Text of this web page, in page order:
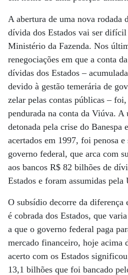
A abertura de uma nova rodada
dívida dos Estados vai ser
Ministério da Fazenda. Nos
renegociações em que a conta
dívidas dos Estados –
devido à gestão temerária de
zelar pelas contas públicas –
pendurada na conta da Viúva. A
detonada pela crise do Banespa
acertados em 1997, foi penosa
governo federal, que arca com
aos bancos R$ 82 bilhões de
Estados e foram assumidas pela
O subsídio decorre da diferença
é cobrada dos Estados, que
a que o governo federal paga
mercado financeiro, hoje acima
acerto com os Estados
13,1 bilhões que foi bancado